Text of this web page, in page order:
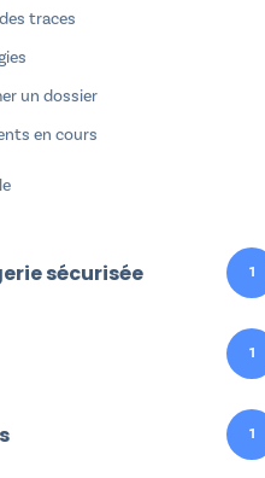
traces
un dossier
en cours
sécurisée 1
1
1